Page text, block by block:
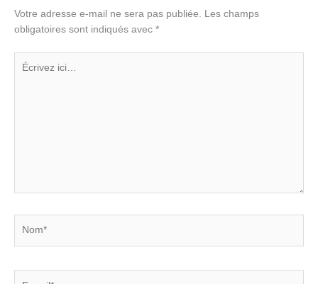
Votre adresse e-mail ne sera pas publiée. Les champs
obligatoires sont indiqués avec *
Écrivez